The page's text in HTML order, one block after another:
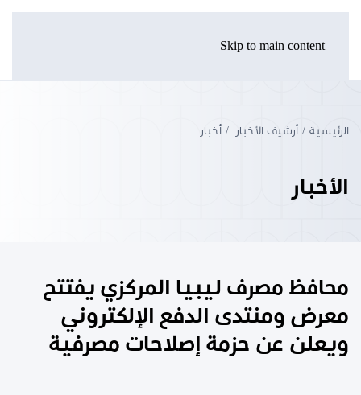
Skip to main content
الرئيسية أرشيف الأخبار أخبار
الأخبار
محافظ مصرف ليبيا المركزي يفتتح
معرض ومنتدى الدفع الإلكتروني
ويعلن عن حزمة إصلاحات مصرفية